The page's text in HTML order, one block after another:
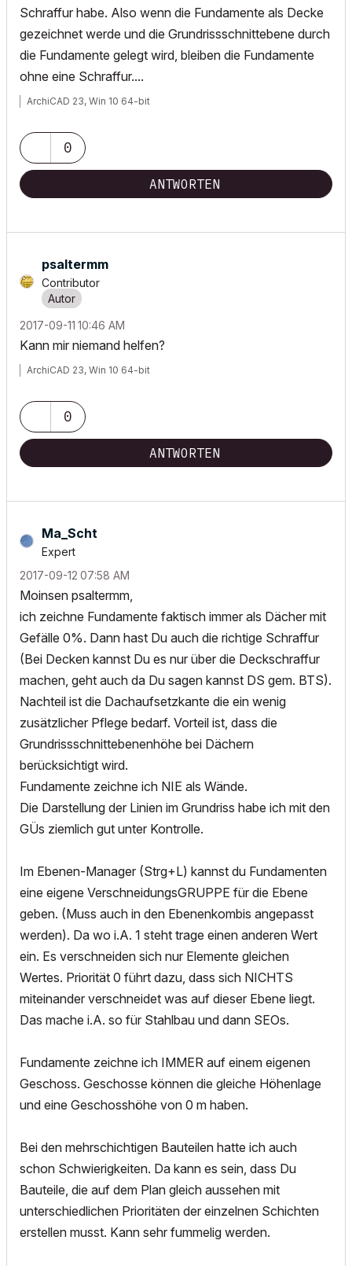
Schraffur habe. Also wenn die Fundamente als Decke
gezeichnet werde und die Grundrissschnittebene durch
die Fundamente gelegt wird, bleiben die Fundamente
ohne eine Schraffur....
ArchiCAD 23, Win 10 64-bit
0
ANTWORTEN
psaltermm
Contributor
‎2017-09-11 10:46 AM
Kann mir niemand helfen?
ArchiCAD 23, Win 10 64-bit
0
ANTWORTEN
Ma_Scht
Expert
‎2017-09-12 07:58 AM
Moinsen psaltermm,
ich zeichne Fundamente faktisch immer als Dächer mit
Gefälle 0%. Dann hast Du auch die richtige Schraffur
(Bei Decken kannst Du es nur über die Deckschraffur
machen, geht auch da Du sagen kannst DS gem. BTS).
Nachteil ist die Dachaufsetzkante die ein wenig
zusätzlicher Pflege bedarf. Vorteil ist, dass die
Grundrissschnittebenenhöhe bei Dächern
berücksichtigt wird.
Fundamente zeichne ich NIE als Wände.
Die Darstellung der Linien im Grundriss habe ich mit den
GÜs ziemlich gut unter Kontrolle.
Im Ebenen-Manager (Strg+L) kannst du Fundamenten
eine eigene VerschneidungsGRUPPE für die Ebene
geben. (Muss auch in den Ebenenkombis angepasst
werden). Da wo i.A. 1 steht trage einen anderen Wert
ein. Es verschneiden sich nur Elemente gleichen
Wertes. Priorität 0 führt dazu, dass sich NICHTS
miteinander verschneidet was auf dieser Ebene liegt.
Das mache i.A. so für Stahlbau und dann SEOs.
Fundamente zeichne ich IMMER auf einem eigenen
Geschoss. Geschosse können die gleiche Höhenlage
und eine Geschosshöhe von 0 m haben.
Bei den mehrschichtigen Bauteilen hatte ich auch
schon Schwierigkeiten. Da kann es sein, dass Du
Bauteile, die auf dem Plan gleich aussehen mit
unterschiedlichen Prioritäten der einzelnen Schichten
erstellen musst. Kann sehr fummelig werden.